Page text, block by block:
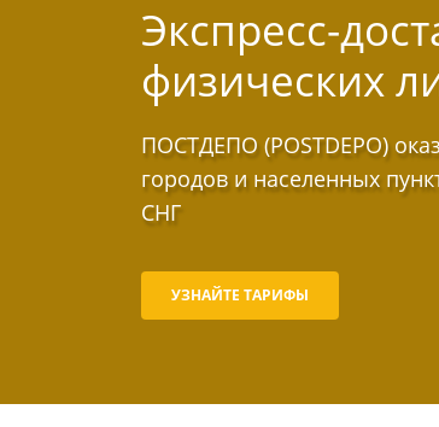
Экспресс-
физических
ПОСТДЕПО (POSTDEPO)
городов и населенных
СНГ
УЗНАЙТЕ ТАРИФЫ